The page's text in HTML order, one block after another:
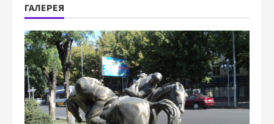
ГАЛЕРЕЯ